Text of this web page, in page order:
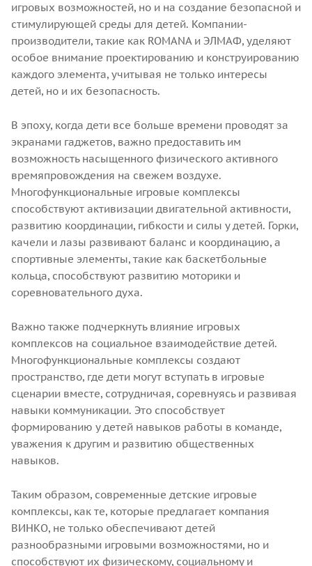
игровых возможностей, но и на создание безопасной и
стимулирующей среды для детей. Компании-
производители, такие как ROMANA и ЭЛМАФ, уделяют
особое внимание проектированию и конструированию
каждого элемента, учитывая не только интересы
детей, но и их безопасность.
В эпоху, когда дети все больше времени проводят за
экранами гаджетов, важно предоставить им
возможность насыщенного физического активного
времяпровождения на свежем воздухе.
Многофункциональные игровые комплексы
способствуют активизации двигательной активности,
развитию координации, гибкости и силы у детей. Горки,
качели и лазы развивают баланс и координацию, а
спортивные элементы, такие как баскетбольные
кольца, способствуют развитию моторики и
соревновательного духа.
Важно также подчеркнуть влияние игровых
комплексов на социальное взаимодействие детей.
Многофункциональные комплексы создают
пространство, где дети могут вступать в игровые
сценарии вместе, сотрудничая, соревнуясь и развивая
навыки коммуникации. Это способствует
формированию у детей навыков работы в команде,
уважения к другим и развитию общественных
навыков.
Таким образом, современные детские игровые
комплексы, как те, которые предлагает компания
ВИНКО, не только обеспечивают детей
разнообразными игровыми возможностями, но и
способствуют их физическому, социальному и